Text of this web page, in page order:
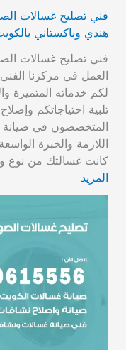
هندي وباكستاني
فني تصليح غسالات
العمل في مركزنا
لكم خدماته المتميزة
تلبية احتياجاتكم
المتخصصون في صيانة
اللازمة والخبرة
كانت غسالتك من نوع
المزيد